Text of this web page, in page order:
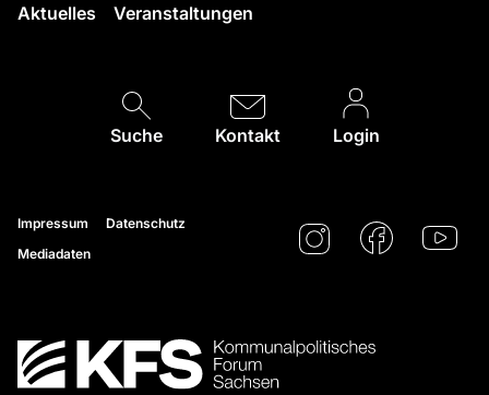
Aktuelles Veranstaltungen
Suche Kontakt Login
Impressum
Datenschutz
Mediadaten